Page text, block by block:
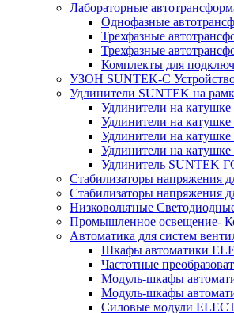
Лабораторные
Однофазные
Трехфазные
Трехфазные
Комплекты для
УЗОН SUNTEK-C
Удлинители SUNTEK на
Удлинители на
Удлинители на
Удлинители на
Удлинители на
Удлинитель SUNTEK
Стабилизаторы напряжения
Стабилизаторы напряжения
Низковольтные
Промышленное освещение-
Автоматика для систем
Шкафы автоматики
Частотные
Модуль-шкафы
Модуль-шкафы
Силовые модули